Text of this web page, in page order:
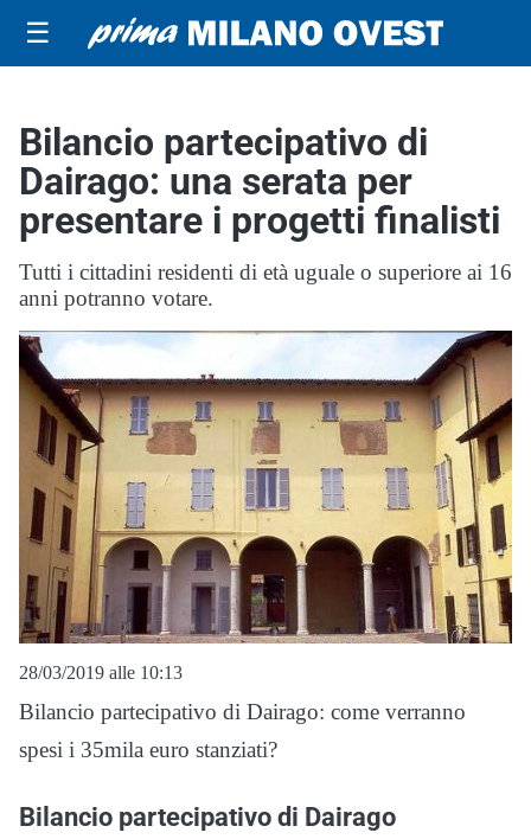
☰
Bilancio partecipativo di
Dairago: una serata per
presentare i progetti finalisti
Tutti i cittadini residenti di età uguale o superiore ai 16
anni potranno votare.
28/03/2019 alle 10:13
Bilancio partecipativo di Dairago: come verranno
spesi i 35mila euro stanziati?
Bilancio partecipativo di Dairago